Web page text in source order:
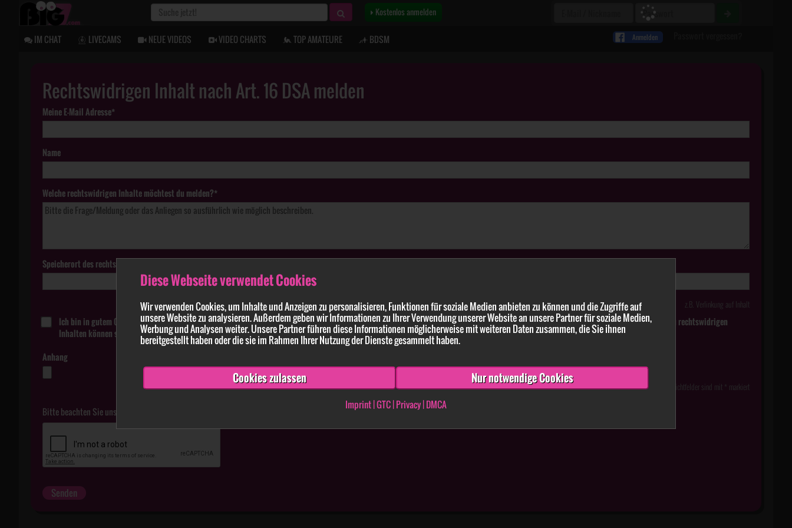
Diese Webseite verwendet Cookies
Wir verwenden Cookies, um Inhalte und Anzeigen zu personalisieren, Funktionen für soziale Medien anbieten zu können und die Zugriffe auf
unsere Website zu analysieren. Außerdem geben wir Informationen zu Ihrer Verwendung unserer Website an unsere Partner für soziale Medien,
Werbung und Analysen weiter. Unsere Partner führen diese Informationen möglicherweise mit weiteren Daten zusammen, die Sie ihnen
bereitgestellt haben oder die sie im Rahmen Ihrer Nutzung der Dienste gesammelt haben.
Cookies zulassen Nur notwendige Cookies
Imprint|GTC|Privacy|DMCA
Kostenlos anmelden
Anmelden
IM CHAT LIVECAMS NEUE VIDEOS VIDEO CHARTS TOP AMATEURE BDSM
Rechtswidrigen Inhalt nach Art. 16 DSA melden
Meine E-Mail Adresse*
Name
Welche rechtswidrigen Inhalte möchtest du melden?*
Speicherort des rechtswidrigen Inhaltes*
z.B. Verlinkung auf Inhalt
Ich bin in gutem Glauben davon überzeugt, dass die in der Meldung enthaltenen Angaben und Anführungen richtig und vollständig sind. Wissentlich falsche oder irreführende Meldungen zu rechtswidrigen
Inhalten können strafbar sein.
Anhang
Pflichtfelder sind mit * markiert
Bitte beachten Sie unsere
Senden